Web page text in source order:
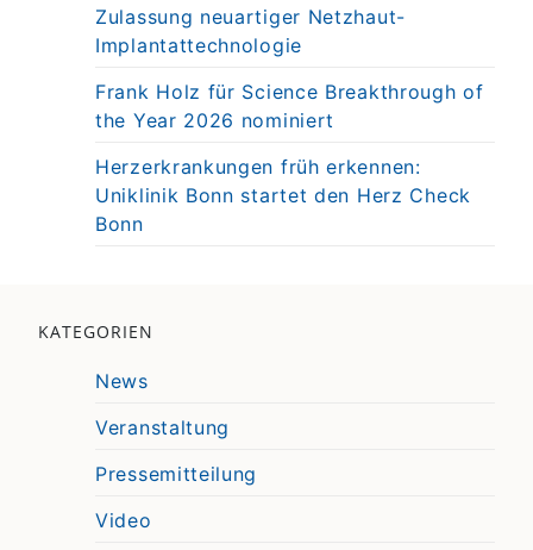
Zulassung neuartiger Netzhaut-
Implantattechnologie
Frank Holz für Science Breakthrough of
the Year 2026 nominiert
Herzerkrankungen früh erkennen:
Uniklinik Bonn startet den Herz Check
Bonn
KATEGORIEN
News
Veranstaltung
Pressemitteilung
Video